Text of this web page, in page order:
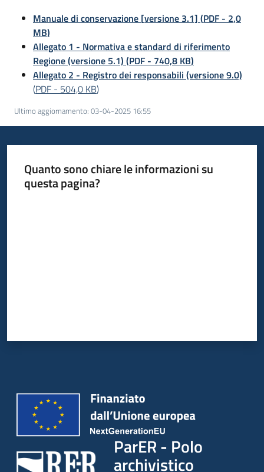
Manuale di conservazione [versione 3.1] (PDF - 2,0
MB)
Allegato 1 - Normativa e standard di riferimento
Regione (versione 5.1) (PDF - 740,8 KB)
Allegato 2 - Registro dei responsabili (versione 9.0)
(PDF - 504,0 KB)
Ultimo aggiornamento: 03-04-2025 16:55
Quanto sono chiare le informazioni su
questa pagina?
ParER - Polo
archivistico